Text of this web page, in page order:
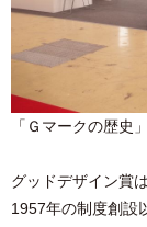
「Ｇマークの歴史
グッドデザイン賞
1957年の制度創設